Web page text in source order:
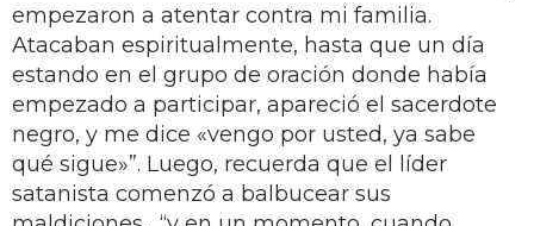
empezaron a atentar contra mi familia.
Atacaban espiritualmente, hasta que un día
estando en el grupo de oración donde había
empezado a participar, apareció el sacerdote
negro, y me dice «vengo por usted, ya sabe
qué sigue»”. Luego, recuerda que el líder
satanista comenzó a balbucear sus